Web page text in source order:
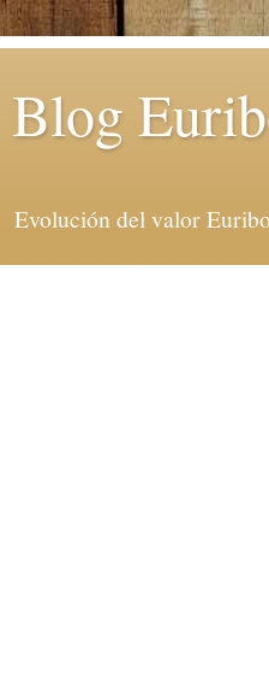
Blog
Evolución del valor